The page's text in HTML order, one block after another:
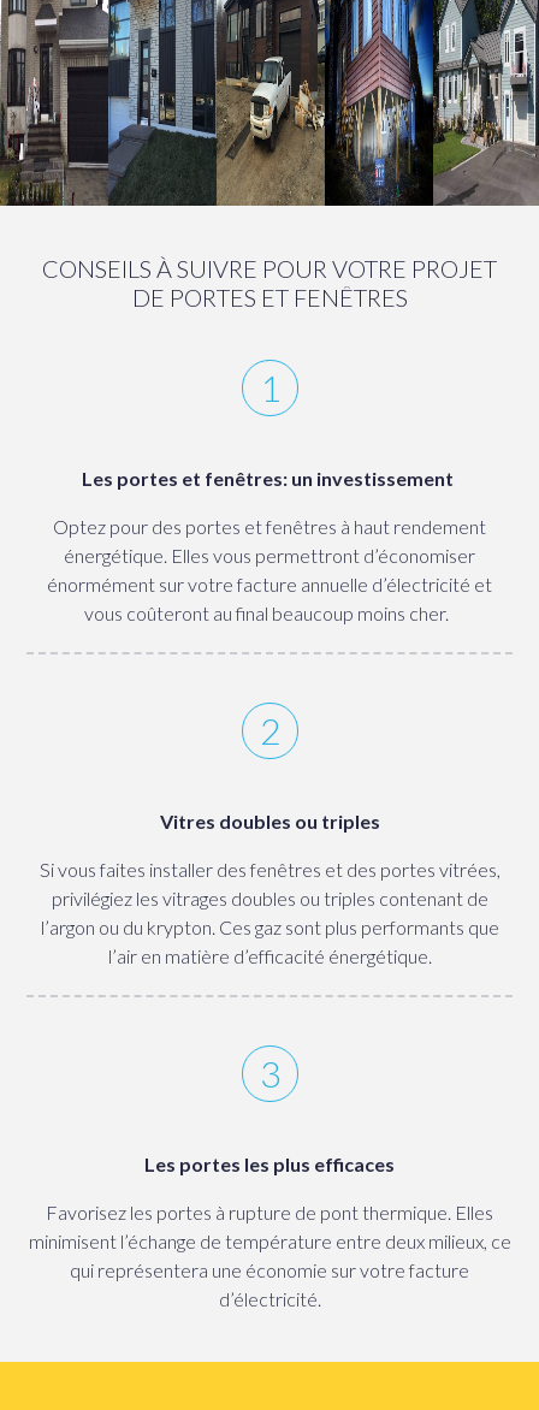
CONSEILS À SUIVRE POUR VOTRE PROJET
DE PORTES ET FENÊTRES
Les portes et fenêtres: un investissement
Optez pour des portes et fenêtres à haut rendement
énergétique. Elles vous permettront d’économiser
énormément sur votre facture annuelle d’électricité et
vous coûteront au final beaucoup moins cher.
Vitres doubles ou triples
Si vous faites installer des fenêtres et des portes vitrées,
privilégiez les vitrages doubles ou triples contenant de
l’argon ou du krypton. Ces gaz sont plus performants que
l’air en matière d’efficacité énergétique.
Les portes les plus efficaces
Favorisez les portes à rupture de pont thermique. Elles
minimisent l’échange de température entre deux milieux, ce
qui représentera une économie sur votre facture
d’électricité.